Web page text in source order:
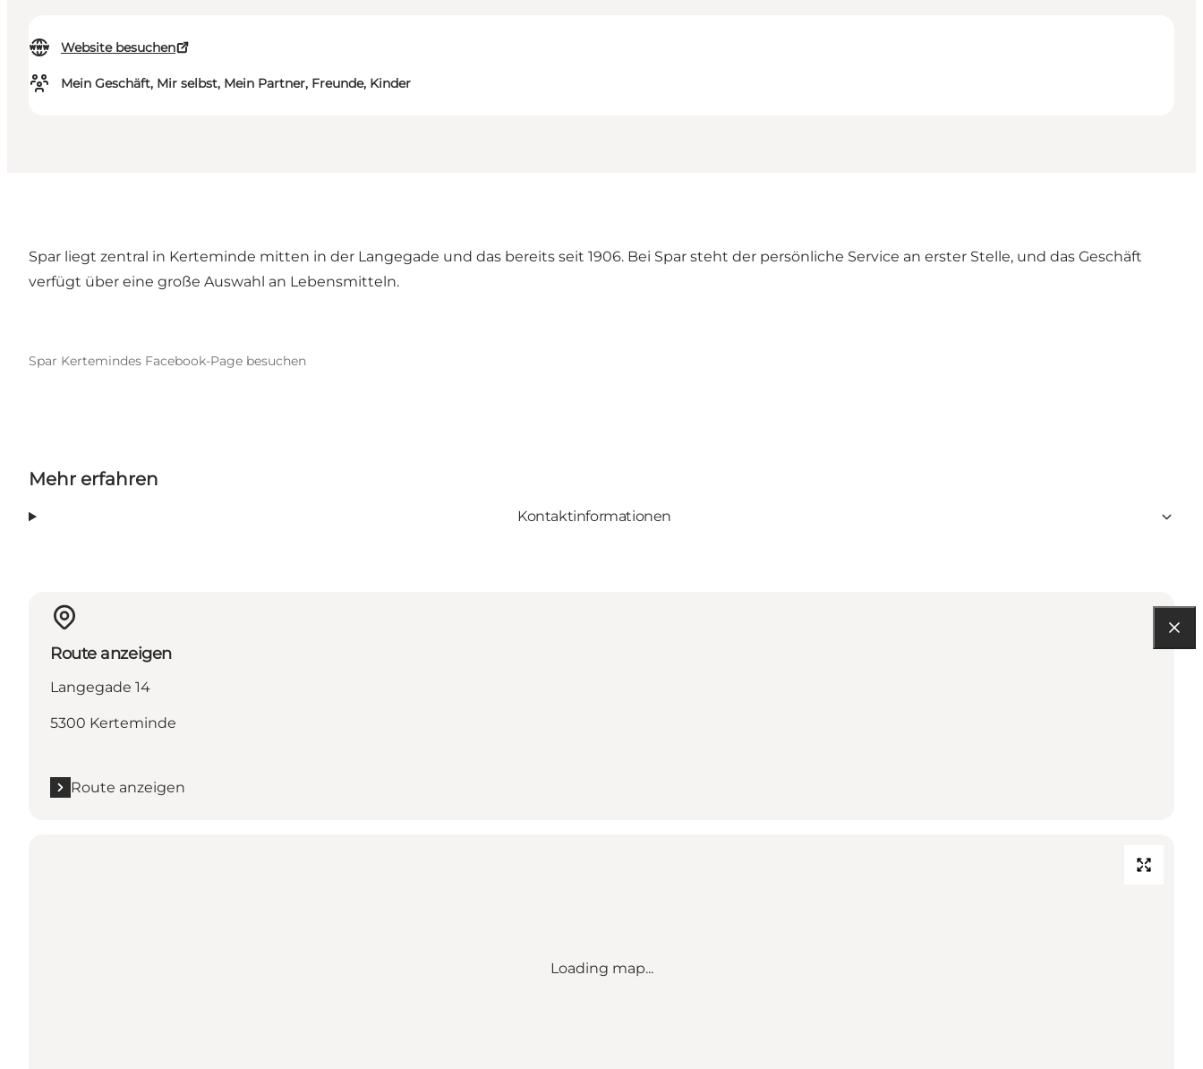
Website besuchen
Mein Geschäft, Mir selbst, Mein Partner, Freunde, Kinder
Spar liegt zentral in Kerteminde mitten in der Langegade und das bereits seit 1906. Bei Spar steht der persönliche Service an erster Stelle, und das Geschäft
verfügt über eine große Auswahl an Lebensmitteln.
Spar Kertemindes Facebook-Page besuchen
Mehr erfahren
Kontaktinformationen
Route anzeigen
Langegade 14
5300 Kerteminde
Route anzeigen
Loading map...